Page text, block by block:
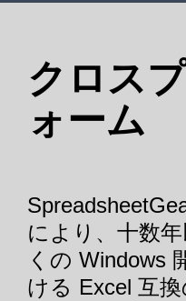
クロス
ォーム
により、十数
くの Windows
ける Excel 互